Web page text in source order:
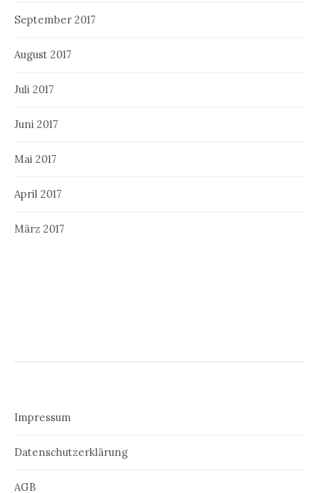
September 2017
August 2017
Juli 2017
Juni 2017
Mai 2017
April 2017
März 2017
Impressum
Datenschutzerklärung
AGB